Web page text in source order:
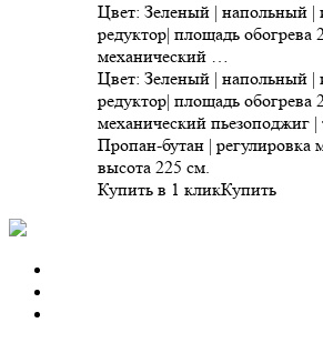
Цвет: Зеленый | напольный |
редуктор| площадь обогрева
механический …
Цвет: Зеленый | напольный |
редуктор| площадь обогрева
механический пьезоподжиг |
Пропан-бутан | регулировка
высота 225 см.
Купить в 1 кликКупить